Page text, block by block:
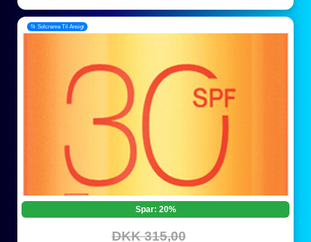
📂 Solcreme Til Ansigt
Spar: 20%
DKK 315,00